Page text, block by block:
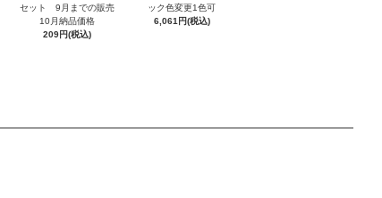
セット 9月までの販売
10月納品価格
209円(税込)
ック色変更1色可
6,061円(税込)